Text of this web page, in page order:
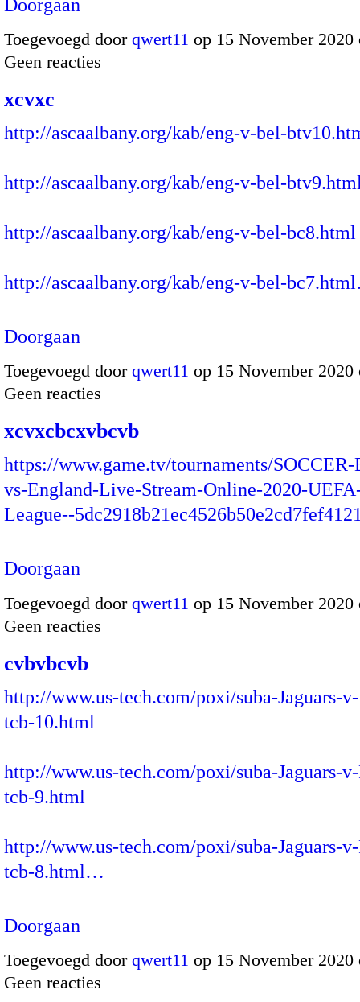
Doorgaan
Toegevoegd door qwert11 op 15 November
Geen reacties
xcvxc
http://ascaalbany.org/kab/eng-v-bel-
http://ascaalbany.org/kab/eng-v-bel-
http://ascaalbany.org/kab/eng-v-bel-bc8.html
http://ascaalbany.org/kab/eng-v-bel-
Doorgaan
Toegevoegd door qwert11 op 15 November
Geen reacties
xcvxcbcxvbcvb
https://www.game.tv/tournaments/
vs-England-Live-Stream-Online-2020-
League--
Doorgaan
Toegevoegd door qwert11 op 15 November
Geen reacties
cvbvbcvb
http://www.us-tech.com/poxi/suba-Jaguars-
tcb-10.html
http://www.us-tech.com/poxi/suba-Jaguars-
tcb-9.html
http://www.us-tech.com/poxi/suba-Jaguars-
tcb-8.html…
Doorgaan
Toegevoegd door qwert11 op 15 November
Geen reacties